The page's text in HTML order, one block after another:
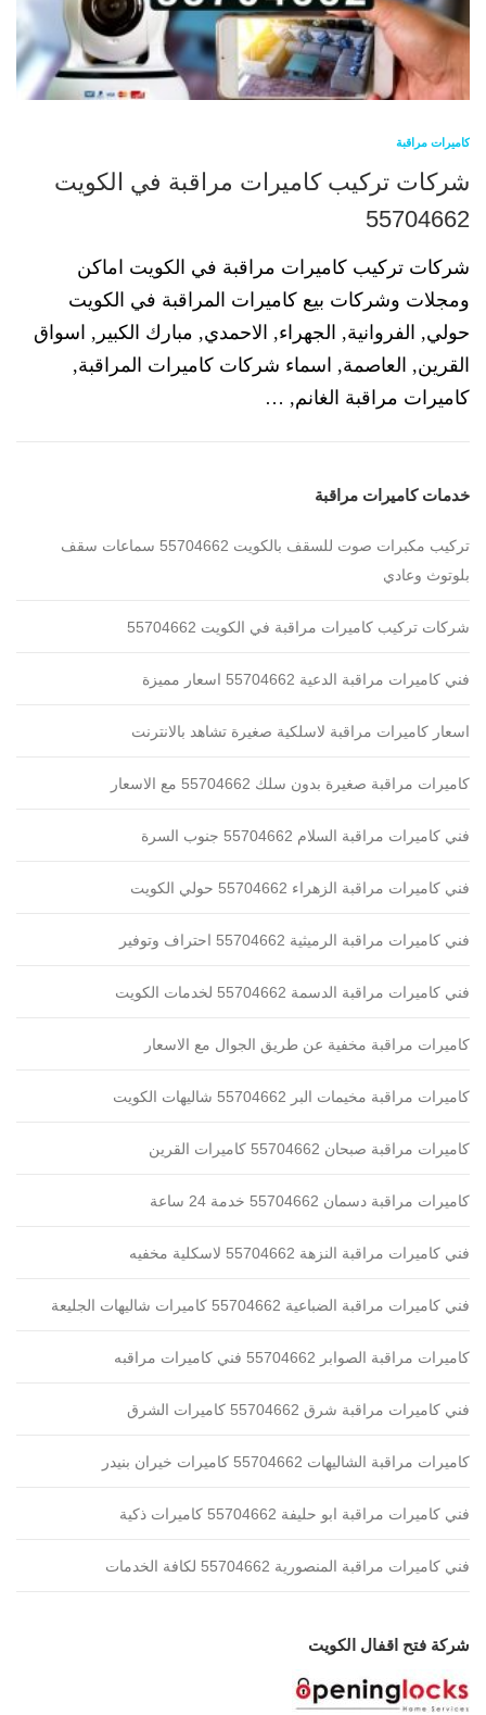
كاميرات مراقبة
شركات تركيب كاميرات مراقبة في الكويت
55704662
شركات تركيب كاميرات مراقبة في الكويت اماكن
ومجلات وشركات بيع كاميرات المراقبة في الكويت
حولي, الفروانية, الجهراء, الاحمدي, مبارك الكبير, اسواق
القرين, العاصمة, اسماء شركات كاميرات المراقبة,
كاميرات مراقبة الغانم, …
خدمات كاميرات مراقبة
تركيب مكبرات صوت للسقف بالكويت 55704662 سماعات سقف
بلوتوث وعادي
شركات تركيب كاميرات مراقبة في الكويت 55704662
فني كاميرات مراقبة الدعية 55704662 اسعار مميزة
اسعار كاميرات مراقبة لاسلكية صغيرة تشاهد بالانترنت
كاميرات مراقبة صغيرة بدون سلك 55704662 مع الاسعار
فني كاميرات مراقبة السلام 55704662 جنوب السرة
فني كاميرات مراقبة الزهراء 55704662 حولي الكويت
فني كاميرات مراقبة الرميثية 55704662 احتراف وتوفير
فني كاميرات مراقبة الدسمة 55704662 لخدمات الكويت
كاميرات مراقبة مخفية عن طريق الجوال مع الاسعار
كاميرات مراقبة مخيمات البر 55704662 شاليهات الكويت
كاميرات مراقبة صبحان 55704662 كاميرات القرين
كاميرات مراقبة دسمان 55704662 خدمة 24 ساعة
فني كاميرات مراقبة النزهة 55704662 لاسكلية مخفيه
فني كاميرات مراقبة الضباعية 55704662 كاميرات شاليهات الجليعة
كاميرات مراقبة الصوابر 55704662 فني كاميرات مراقبه
فني كاميرات مراقبة شرق 55704662 كاميرات الشرق
كاميرات مراقبة الشاليهات 55704662 كاميرات خيران بنيدر
فني كاميرات مراقبة ابو حليفة 55704662 كاميرات ذكية
فني كاميرات مراقبة المنصورية 55704662 لكافة الخدمات
شركة فتح اقفال الكويت